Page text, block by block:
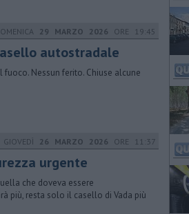
29 MARZO 2026 ORE 19:45
autostradale
Nessun ferito. Chiuse alcune
GIOVEDÌ 26 MARZO 2026 ORE 11:37
urgente
che doveva essere
più, resta solo il casello di Vada più